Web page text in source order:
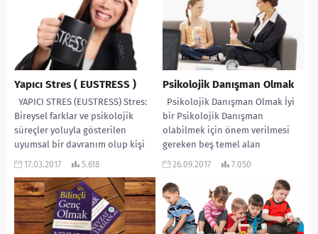
Yapıcı Stres ( EUSTRESS )
YAPICI STRES (EUSTRESS) Stres:
Bireysel farklar ve psikolojik
süreçler yoluyla gösterilen
uyumsal bir davranım olup kişi
üzerinde aşırı derecede...
17.03.2017 5.618
Psikolojik Danışman Olmak
Psikolojik Danışman Olmak İyi
bir Psikolojik Danışman
olabilmek için önem verilmesi
gereken beş temel alan
olduğunu düşünmekteyim. Bu
26.09.2017 7.050